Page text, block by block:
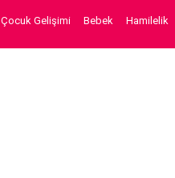
Çocuk Gelişimi Bebek Hamilelik